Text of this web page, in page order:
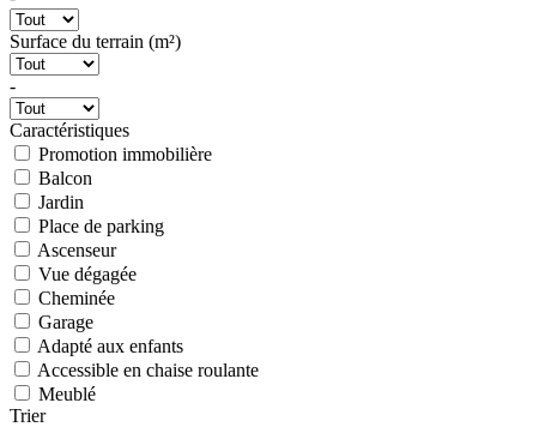
Surface du terrain (m²)
-
Caractéristiques
Promotion immobilière
Balcon
Jardin
Place de parking
Ascenseur
Vue dégagée
Cheminée
Garage
Adapté aux enfants
Accessible en chaise roulante
Meublé
Trier